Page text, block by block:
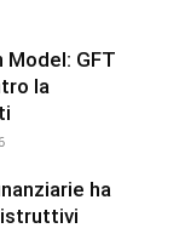
GFT
la
ha